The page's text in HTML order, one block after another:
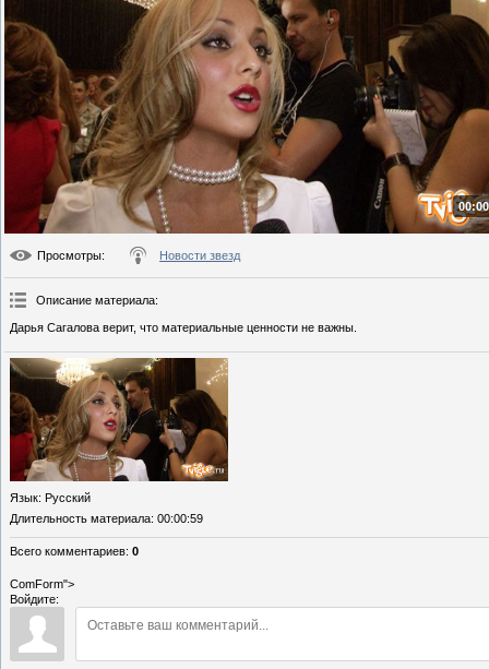
Просмотры: Новости звезд
Описание материала:
Дарья Сагалова верит, что материальные ценности не важны.
Язык: Русский
Длительность материала: 00:00:59
Всего комментариев: 0
ComForm">
Войдите: